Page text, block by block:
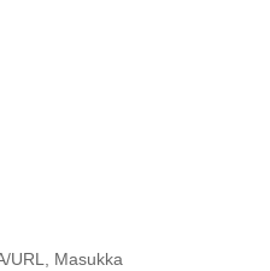
URL, Masukka